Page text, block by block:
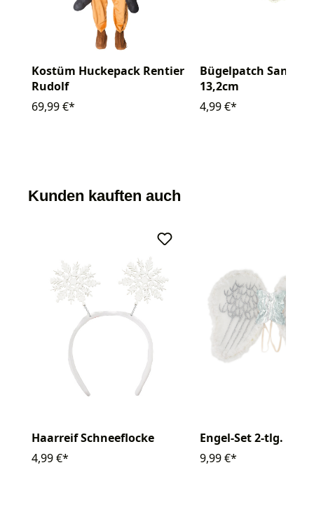
Kostüm Huckepack Rentier
Rudolf
69,99 €*
Bügelpatch Santa
13,2cm
4,99 €*
Kunden kauften auch
Haarreif Schneeflocke
4,99 €*
Engel-Set 2-tlg.
9,99 €*